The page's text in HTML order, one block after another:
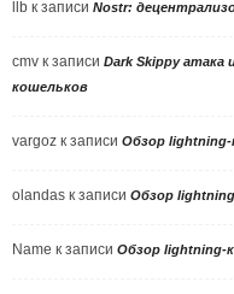
llb к записи Nostr:
cmv к записи Dark Skippy атака
кошельков
vargoz к записи Обзор
olandas к записи Обзор
Name к записи Обзор lightning-